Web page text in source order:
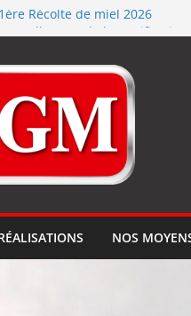
1ère Récolte de miel 2026
de la certification
en renfort sur la qualité de
et réparation
NOS